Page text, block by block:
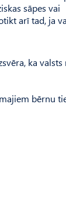
sāpes vai
arī tad, ja
ka valsts
bērnu